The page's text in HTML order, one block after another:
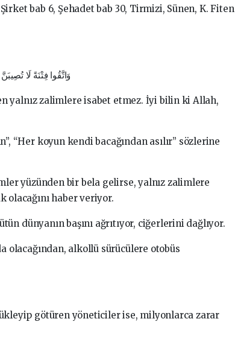
bab 6, Şehadet bab 30, Tirmizi, Sünen, K. Fiten
وَاتَّقُوا فِتْنَةً لَا
yalnız zalimlere isabet etmez. İyi bilin ki Allah,
“Her koyun kendi bacağından asılır” sözlerine
yüzünden bir bela gelirse, yalnız zalimlere
olacağını haber veriyor.
dünyanın başını ağrıtıyor, ciğerlerini dağlıyor.
olacağından, alkollü sürücülere otobüs
götüren yöneticiler ise, milyonlarca zarar